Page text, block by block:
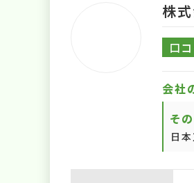
株
口
会社
そ
日